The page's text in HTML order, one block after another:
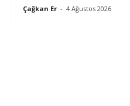
Çağkan Er - 4 Ağustos 2026